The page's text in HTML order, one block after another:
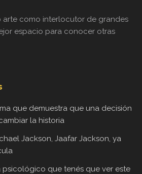
arte como interlocutor de grandes
espacio para conocer otras
que demuestra que una decisión
la historia
Jackson, Jaafar Jackson, ya
que tenés que ver este